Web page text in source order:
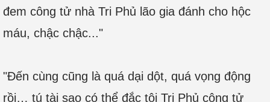
đem công tử nhà Tri Phủ lão gia đánh cho hộc
máu, chậc chậc..."
"Đến cùng cũng là quá dại dột, quá vọng động
rồi… tú tài sao có thể đắc tội Tri Phủ công tử